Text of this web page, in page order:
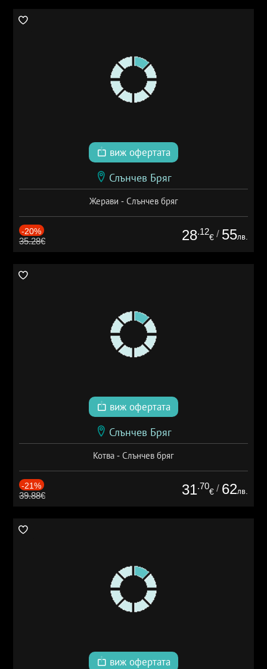
виж офертата
Слънчев Бряг
Жерави - Слънчев бряг
-20%
35.28€ 28.12
€ / 55лв.
виж офертата
Слънчев Бряг
Котва - Слънчев бряг
-21%
39.88€ 31.70
€ / 62лв.
виж офертата